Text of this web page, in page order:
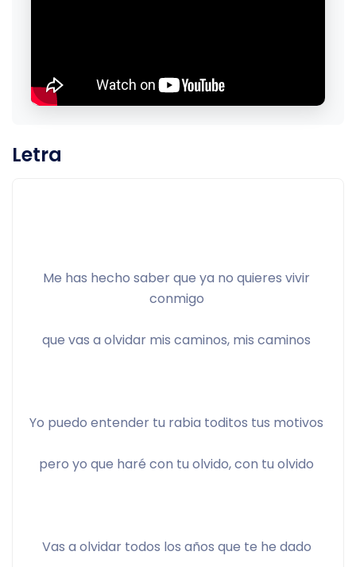
Letra
Me has hecho saber que ya no quieres vivir
conmigo
que vas a olvidar mis caminos, mis caminos
Yo puedo entender tu rabia toditos tus motivos
pero yo que haré con tu olvido, con tu olvido
Vas a olvidar todos los años que te he dado